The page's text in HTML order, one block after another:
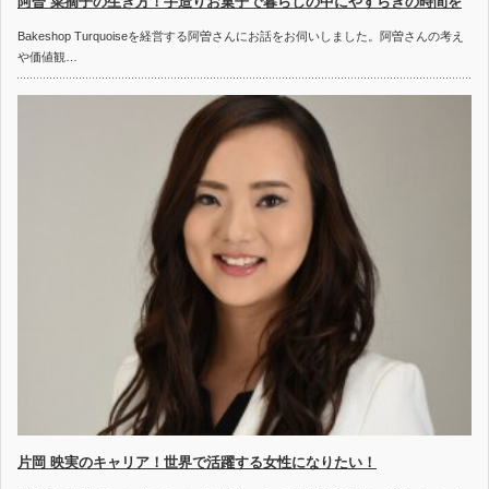
Bakeshop Turquoiseを経営する阿曽さんにお話をお伺いしました。阿曽さんの考え
や価値観…
片岡 映実のキャリア！世界で活躍する女性になりたい！